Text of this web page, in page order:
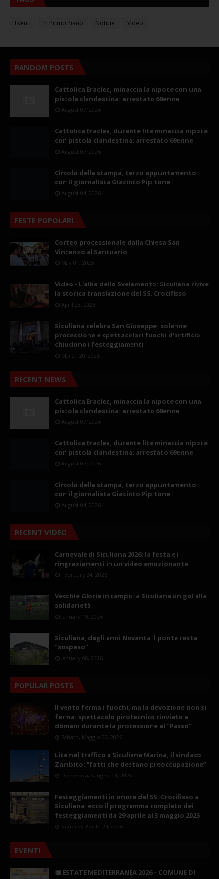
Eventi In Primo Piano Notizie Video
RANDOM POSTS
Cattolica Eraclea, minaccia la nipote con una
pistola clandestina: arrestato 69enne
August 07, 2026
Cattolica Eraclea, durante lite minaccia nipote
con pistola clandestina: arrestato 69enne
August 07, 2026
Circolo della stampa, terzo appuntamento
con il giornalista Giacinto Pipitone
August 04, 2026
FESTE POPOLARI
Corteo processionale dalla Chiesa San
Vincenzo al Santuario
May 01, 2025
Video - L'alba dello Svelamento: Siculiana rivive
la storica translazione del SS. Crocifisso
April 28, 2025
Siculiana celebra San Giuseppe: solenne
processione e spettacolari fuochi d’artificio
chiudono i festeggiamenti
March 20, 2025
RECENT NEWS
Cattolica Eraclea, minaccia la nipote con una
pistola clandestina: arrestato 69enne
August 07, 2026
Cattolica Eraclea, durante lite minaccia nipote
con pistola clandestina: arrestato 69enne
August 07, 2026
Circolo della stampa, terzo appuntamento
con il giornalista Giacinto Pipitone
August 04, 2026
RECENT VIDEO
Carnevale di Siculiana 2026: la festa e i
ringraziamenti in un video emozionante
February 24, 2026
Vecchie Glorie in campo: a Siculiana un gol alla
solidarietà
January 19, 2026
Siculiana, dagli anni Novanta il ponte resta
"sospeso"
January 08, 2026
POPULAR POSTS
Il vento ferma i fuochi, ma la devozione non si
ferma: spettacolo pirotecnico rinviato a
domani durante la processione al “Passo”
Sabato, Maggio 02, 2026
Lite nel traffico a Siculiana Marina, il sindaco
Zambito: “fatti che destano preoccupazione”
Domenica, Giugno 14, 2026
Festeggiamenti in onore del SS. Crocifisso a
Siculiana: ecco il programma completo dei
festeggiamenti da 29 aprile al 3 maggio 2026
Venerdì, Aprile 24, 2026
EVENTI
📅 ESTATE MEDITERRANEA 2026 – COMUNE DI